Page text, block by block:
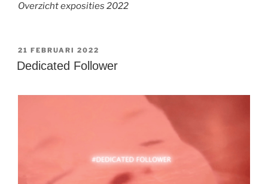
Overzicht exposities 2022
GEPLAATST
OP
21 FEBRUARI 2022
Dedicated Follower